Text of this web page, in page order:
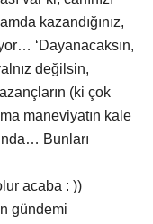
kazandığınız,
‘Dayanacaksın,
değilsin,
(ki çok
maneviyatın kale
Bunları
acaba : ))
gündemi